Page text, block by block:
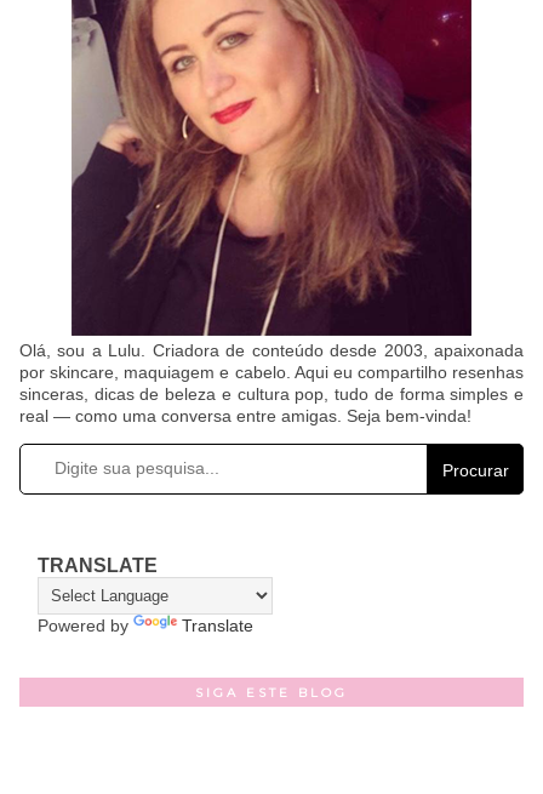
Olá, sou a Lulu. Criadora de conteúdo desde 2003, apaixonada
por skincare, maquiagem e cabelo. Aqui eu compartilho resenhas
sinceras, dicas de beleza e cultura pop, tudo de forma simples e
real — como uma conversa entre amigas. Seja bem-vinda!
Procurar
TRANSLATE
Powered by Translate
SIGA ESTE BLOG